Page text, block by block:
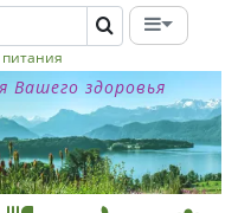
Вашего здоровья